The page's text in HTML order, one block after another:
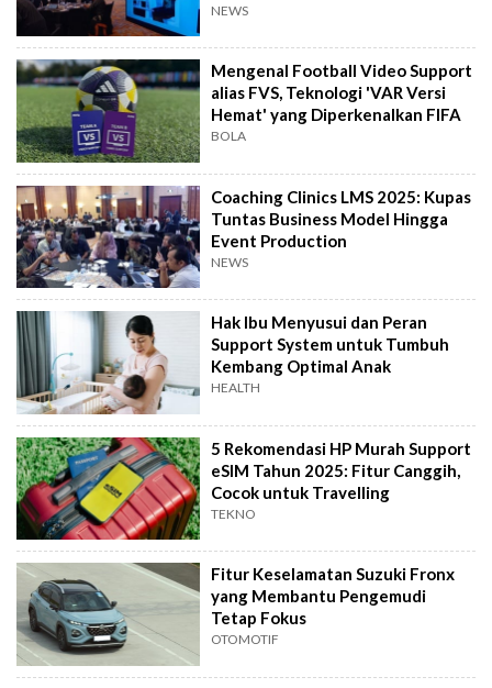
NEWS
Mengenal Football Video Support
alias FVS, Teknologi 'VAR Versi
Hemat' yang Diperkenalkan FIFA
BOLA
Coaching Clinics LMS 2025: Kupas
Tuntas Business Model Hingga
Event Production
NEWS
Hak Ibu Menyusui dan Peran
Support System untuk Tumbuh
Kembang Optimal Anak
HEALTH
5 Rekomendasi HP Murah Support
eSIM Tahun 2025: Fitur Canggih,
Cocok untuk Travelling
TEKNO
Fitur Keselamatan Suzuki Fronx
yang Membantu Pengemudi
Tetap Fokus
OTOMOTIF